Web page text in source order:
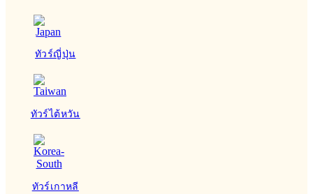
ทัวร์ญี่ปุ่น
ทัวร์ไต้หวัน
ทัวร์เกาหลี